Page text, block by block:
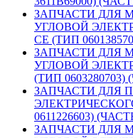
ЗАПЧАСТИ ДЛЯ
УГЛОВОЙ
CE (ТИП
ЗАПЧАСТИ ДЛЯ
УГЛОВОЙ
(ТИП 0603280703)
ЗАПЧАСТИ ДЛЯ
0611226603)
ЗАПЧАСТИ ДЛЯ